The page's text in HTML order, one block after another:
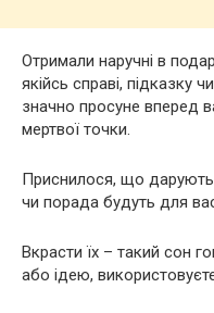
Отримали наручні в
якійсь справі, підказку
значно просуне вперед
мертвої точки.
Приснилося, що
чи порада будуть для
Вкрасти їх – такий сон
або ідею,